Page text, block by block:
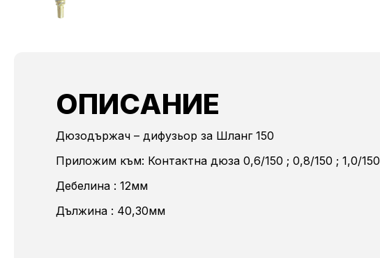
ОПИСАНИЕ
Дюзодържач – дифузьор за Шланг 150
Приложим към: Контактна дюза 0,6/150 ; 0,8/150 ; 1,0/150
Дебелина : 12мм
Дължина : 40,30мм